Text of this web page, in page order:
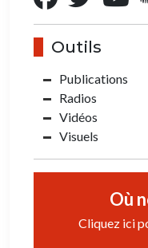
Outils
Publications
Radios
Vidéos
Visuels
Où
Cliquez ici